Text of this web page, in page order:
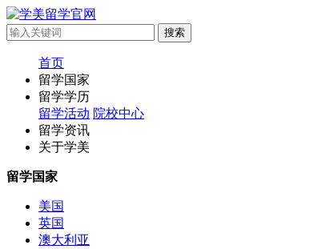
首页
留学国家
留学学历
留学活动 院校中心
留学资讯
关于学美
留学国家
美国
英国
澳大利亚